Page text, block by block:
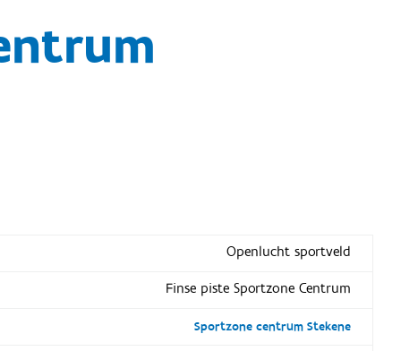
Openlucht sportveld
Finse piste Sportzone Centrum
Sportzone centrum Stekene